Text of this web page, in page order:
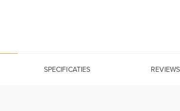
SPECIFICATIES REVIEWS